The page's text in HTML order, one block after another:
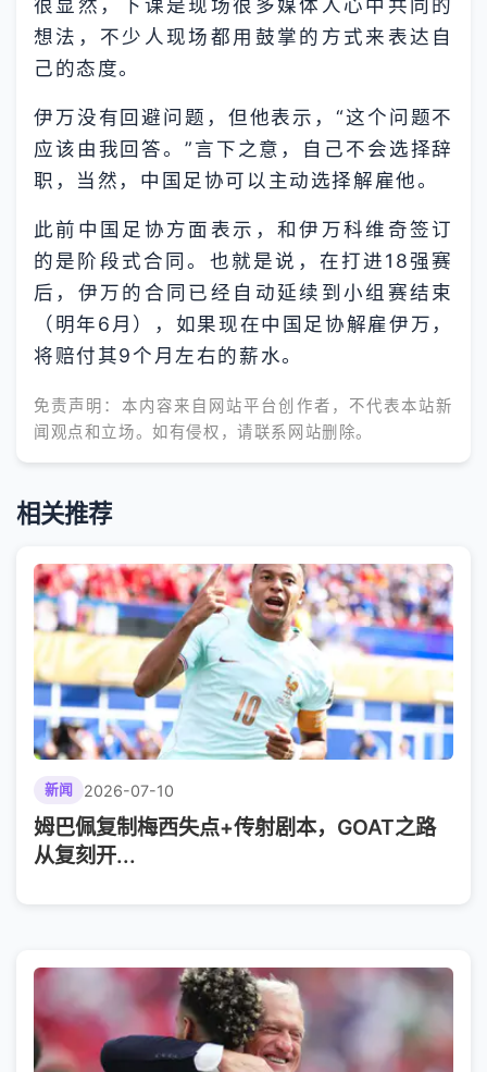
很显然，下课是现场很多媒体人心中共同的
想法，不少人现场都用鼓掌的方式来表达自
己的态度。
伊万没有回避问题，但他表示，“这个问题不
应该由我回答。”言下之意，自己不会选择辞
职，当然，中国足协可以主动选择解雇他。
此前中国足协方面表示，和伊万科维奇签订
的是阶段式合同。也就是说，在打进18强赛
后，伊万的合同已经自动延续到小组赛结束
（明年6月），如果现在中国足协解雇伊万，
将赔付其9个月左右的薪水。
免责声明：本内容来自网站平台创作者，不代表本站新
闻观点和立场。如有侵权，请联系网站删除。
相关推荐
新闻 2026-07-10
姆巴佩复制梅西失点+传射剧本，GOAT之路
从复刻开...